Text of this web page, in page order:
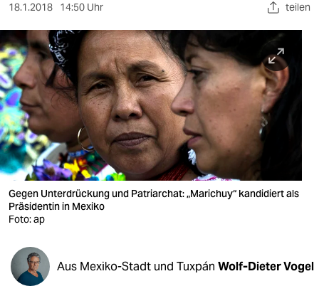
sport
berlin
nord
wahrheit
verlag
verlag
veranstaltungen
shop
fragen & hilfe
unterstützen
18.1.2018 14:50 Uhr teilen
Gegen Unterdrückung und Patriarchat: „Marichuy“ kandidiert als
Präsidentin in Mexiko
Foto: ap
Aus Mexiko-Stadt und Tuxpán Wolf-Dieter Vogel